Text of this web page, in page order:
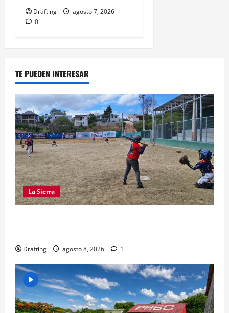
Drafting
agosto 7, 2026
0
TE PUEDEN INTERESAR
La Sierra
Drafting agosto 8, 2026 1